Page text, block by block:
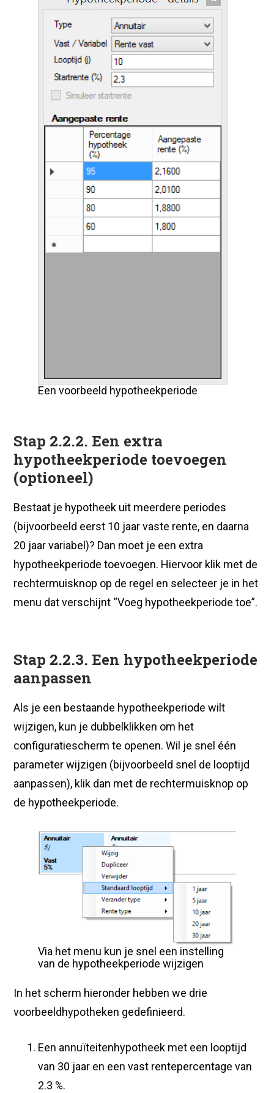
Een voorbeeld hypotheekperiode
Stap 2.2.2. Een extra
hypotheekperiode toevoegen
(optioneel)
Bestaat je hypotheek uit meerdere periodes
(bijvoorbeeld eerst 10 jaar vaste rente, en daarna
20 jaar variabel)? Dan moet je een extra
hypotheekperiode toevoegen. Hiervoor klik met de
rechtermuisknop op de regel en selecteer je in het
menu dat verschijnt “Voeg hypotheekperiode toe”.
Stap 2.2.3. Een hypotheekperiode
aanpassen
Als je een bestaande hypotheekperiode wilt
wijzigen, kun je dubbelklikken om het
configuratiescherm te openen. Wil je snel één
parameter wijzigen (bijvoorbeeld snel de looptijd
aanpassen), klik dan met de rechtermuisknop op
de hypotheekperiode.
Via het menu kun je snel een instelling
van de hypotheekperiode wijzigen
In het scherm hieronder hebben we drie
voorbeeldhypotheken gedefinieerd.
Een annuïteitenhypotheek met een looptijd
van 30 jaar en een vast rentepercentage van
2.3 %.